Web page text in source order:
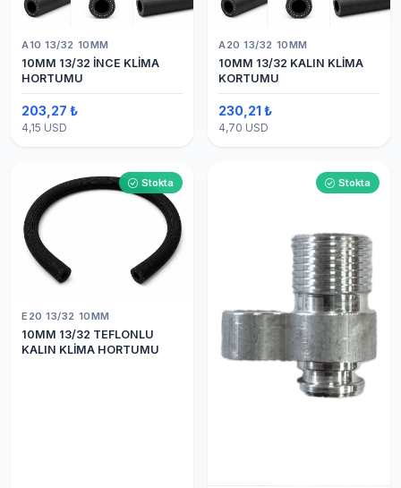
A10 13/32 10MM
10MM 13/32 İNCE KLİMA
HORTUMU
203,27 ₺
4,15 USD
A20 13/32 10MM
10MM 13/32 KALIN KLİMA
KORTUMU
230,21 ₺
4,70 USD
Stokta
E20 13/32 10MM
10MM 13/32 TEFLONLU
KALIN KLİMA HORTUMU
Stokta